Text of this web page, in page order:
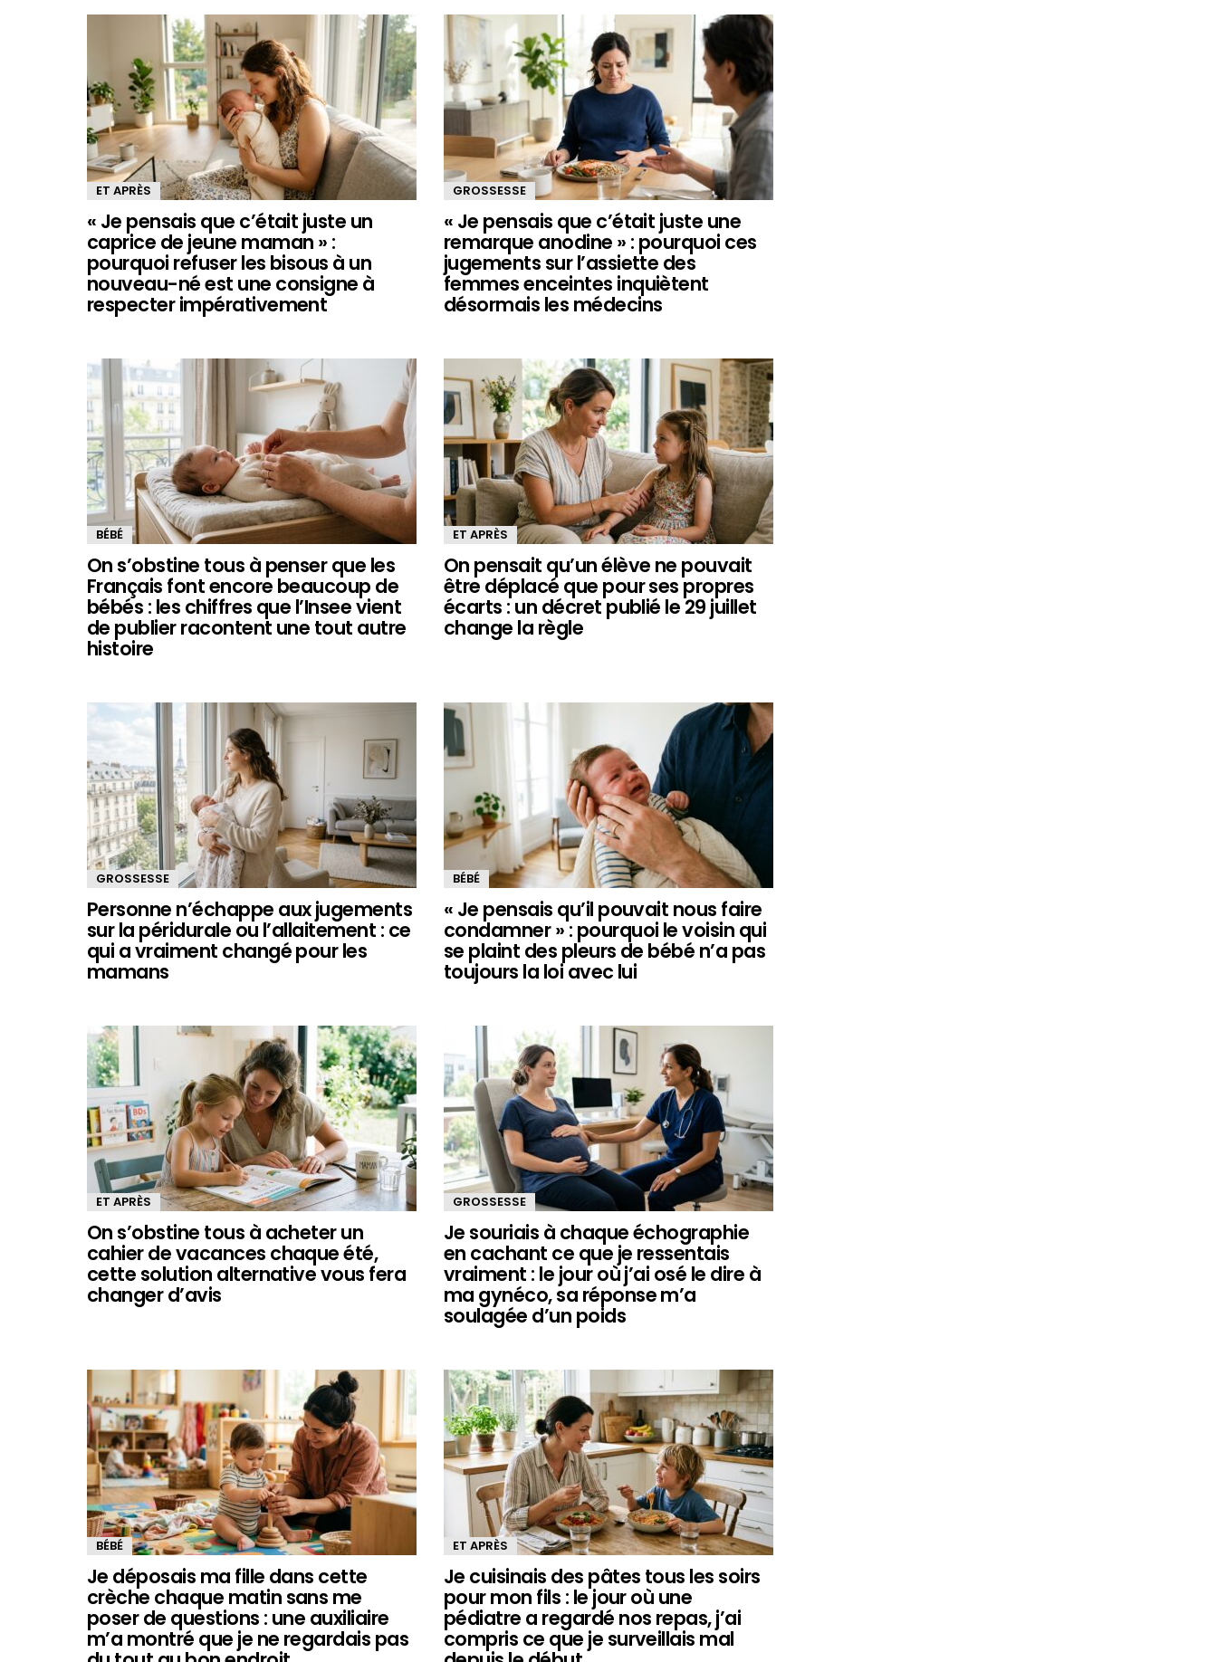
ET APRÈS
« Je pensais que c’était juste un
caprice de jeune maman » :
pourquoi refuser les bisous à un
nouveau-né est une consigne à
respecter impérativement
GROSSESSE
« Je pensais que c’était juste une
remarque anodine » : pourquoi ces
jugements sur l’assiette des
femmes enceintes inquiètent
désormais les médecins
BÉBÉ
On s’obstine tous à penser que les
Français font encore beaucoup de
bébés : les chiffres que l’Insee vient
de publier racontent une tout autre
histoire
ET APRÈS
On pensait qu’un élève ne pouvait
être déplacé que pour ses propres
écarts : un décret publié le 29 juillet
change la règle
GROSSESSE
Personne n’échappe aux jugements
sur la péridurale ou l’allaitement : ce
qui a vraiment changé pour les
mamans
BÉBÉ
« Je pensais qu’il pouvait nous faire
condamner » : pourquoi le voisin qui
se plaint des pleurs de bébé n’a pas
toujours la loi avec lui
ET APRÈS
On s’obstine tous à acheter un
cahier de vacances chaque été,
cette solution alternative vous fera
changer d’avis
GROSSESSE
Je souriais à chaque échographie
en cachant ce que je ressentais
vraiment : le jour où j’ai osé le dire à
ma gynéco, sa réponse m’a
soulagée d’un poids
BÉBÉ
Je déposais ma fille dans cette
crèche chaque matin sans me
poser de questions : une auxiliaire
m’a montré que je ne regardais pas
ET APRÈS
Je cuisinais des pâtes tous les soirs
pour mon fils : le jour où une
pédiatre a regardé nos repas, j’ai
compris ce que je surveillais mal